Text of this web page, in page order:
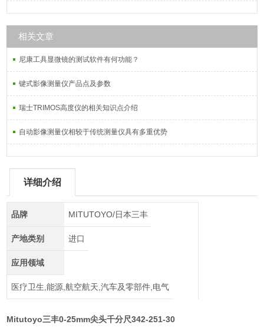
相关文章
尼康工具显微镜的测试软件有何功能？
键式影像测量仪产品点及参数
瑞士TRIMOS高度仪的相关知识点介绍
自动影像测量仪相较于传统测量仪具有多重优势
详细介绍
品牌 MITUTOYO/日本三丰
产地类别 进口
应用领域
医疗卫生,能源,航空航天,汽车及零部件,电气
Mitutoyo三丰0-25mm尖头千分尺342-251-30